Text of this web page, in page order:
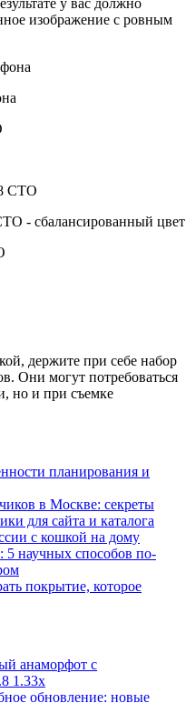
у вас должно
изображение с ровным
- сбалансированный цвет
держите при себе набор
Они могут потребоваться
но и при съемке
планирования и
в Москве: секреты
для сайта и каталога
с кошкой на дому
5 научных способов по-
покрытие, которое
анаморфот с
1.33x
обновление: новые